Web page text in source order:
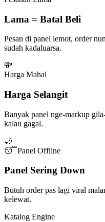
Lama = Batal Beli
Pesan di panel lemot, order
sudah kadaluarsa.
💸
Harga Mahal
Harga Selangit
Banyak panel nge-markup
kalau gagal.
🌙
😴Panel Offline
Panel Sering Down
Butuh order pas lagi viral
kelewat.
Katalog Engine